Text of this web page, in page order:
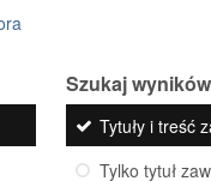
Szukaj
Tytuły i treść
Tylko tytuł